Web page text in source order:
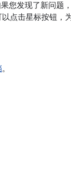
您发现了新问题
点击星标按钮，
。